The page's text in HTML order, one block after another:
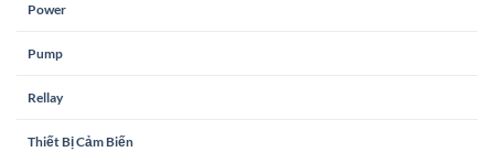
Power
Pump
Rellay
Thiết Bị Cảm Biến